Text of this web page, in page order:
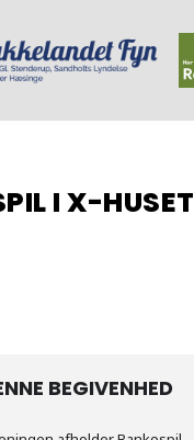
I X-HUSET
BEGIVENHED